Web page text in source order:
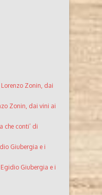
Zonin, dai
Zonin, dai vini ai
che conti’ di
Giubergia e i
Giubergia e i